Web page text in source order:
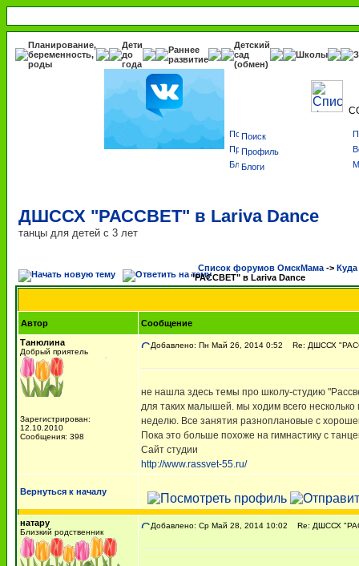
Планирование,
беременность,
роды
Дети
до
года
Раннее
развитие
Детский
сад
(обмен)
Школы
Поиск
Профиль
Блоги
ДШССХ "РАССВЕТ" в Lariva Dance
танцы для детей с 3 лет
Список форумов ОмскМама -> Куда
"РАССВЕТ" в Lariva Dance
Автор
Сообщение
Танюлина
Добрый приятель
Зарегистрирован:
12.10.2010
Сообщения: 398
Добавлено: Пн Май 26, 2014 0:52 Re: ДШССХ
не нашла здесь темы про школу-студию
для таких малышей. мы ходим всего
неделю. Все занятия разноплановые с
Пока это больше похоже на гимнастику с
Сайт студии
http://www.rassvet-55.ru/
Вернуться к началу
натару
Близкий родственник
Добавлено: Ср Май 28, 2014 10:02 Re: ДШССХ